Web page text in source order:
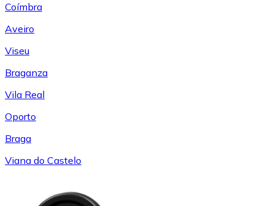
Coímbra
Aveiro
Viseu
Braganza
Vila Real
Oporto
Braga
Viana do Castelo